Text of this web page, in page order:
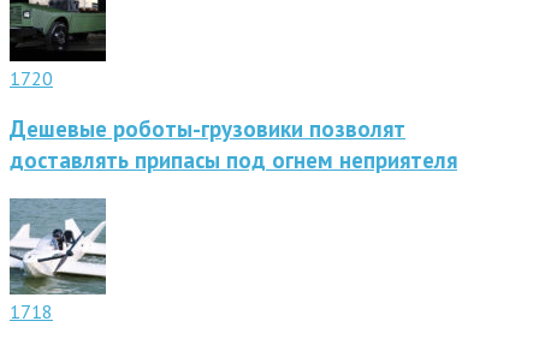
1720
Дешевые роботы-грузовики позволят
доставлять припасы под огнем неприятеля
1718